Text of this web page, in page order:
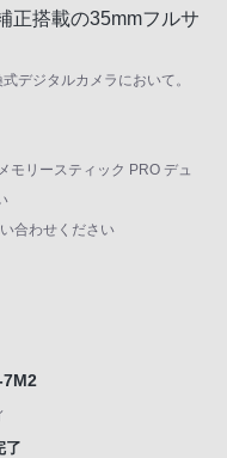
正搭載の35mmフルサ
デジタルカメラにおいて。
モリースティック PRO デュ
合わせください
了